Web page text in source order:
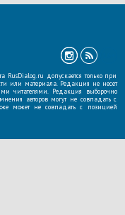
RusDialog.ru допускается только при
или материала. Редакция не несет
читателями. Редакция выборочно
авторов могут не совпадать с
может не совпадать с позицией